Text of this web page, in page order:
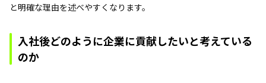
と明確な理由を述べやすくなります。
入社後どのように企業に貢献したいと考えている
のか